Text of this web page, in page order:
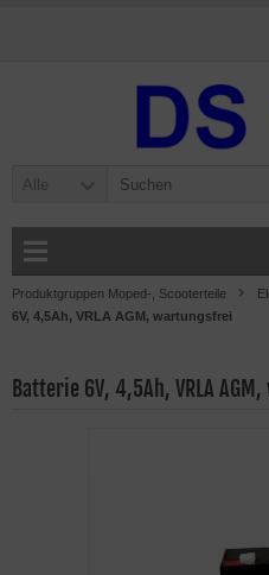
Alle
Produktgruppen Moped-, Scooterteile
6V, 4,5Ah, VRLA AGM, wartungsfrei
Batterie 6V, 4,5Ah, VRLA